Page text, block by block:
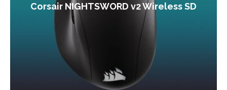
Corsair NIGHTSWORD v2 Wireless SD